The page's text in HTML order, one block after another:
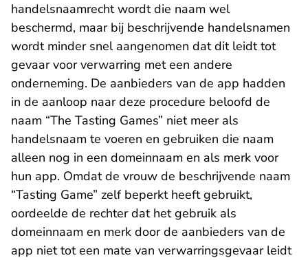
handelsnaamrecht wordt die naam wel
beschermd, maar bij beschrijvende handelsnamen
wordt minder snel aangenomen dat dit leidt tot
gevaar voor verwarring met een andere
onderneming. De aanbieders van de app hadden
in de aanloop naar deze procedure beloofd de
naam “The Tasting Games” niet meer als
handelsnaam te voeren en gebruiken die naam
alleen nog in een domeinnaam en als merk voor
hun app. Omdat de vrouw de beschrijvende naam
“Tasting Game” zelf beperkt heeft gebruikt,
oordeelde de rechter dat het gebruik als
domeinnaam en merk door de aanbieders van de
app niet tot een mate van verwarringsgevaar leidt